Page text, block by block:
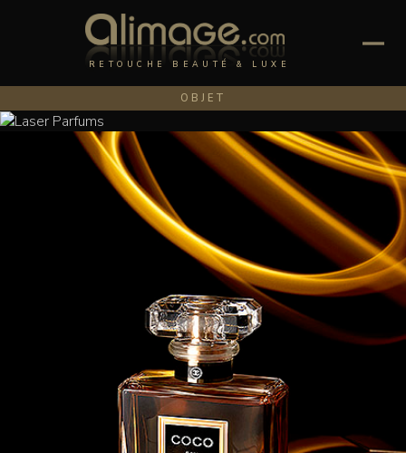
RETOUCHE BEAUTÉ & LUXE
OBJET